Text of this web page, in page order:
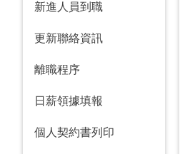
新進人員到職
更新聯絡資訊
離職程序
日薪領據填報
個人契約書列印